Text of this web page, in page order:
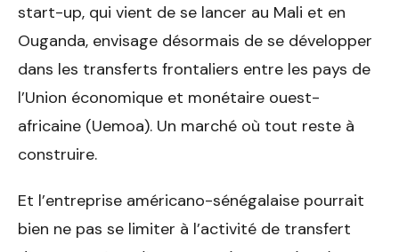
start-up, qui vient de se lancer au Mali et en
Ouganda, envisage désormais de se développer
dans les transferts frontaliers entre les pays de
l’Union économique et monétaire ouest-
africaine (Uemoa). Un marché où tout reste à
construire.
Et l’entreprise américano-sénégalaise pourrait
bien ne pas se limiter à l’activité de transfert